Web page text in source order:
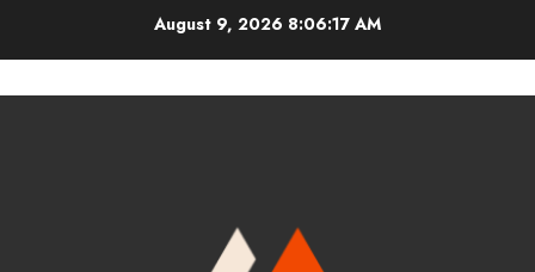
August 9, 2026 8:06:18 AM